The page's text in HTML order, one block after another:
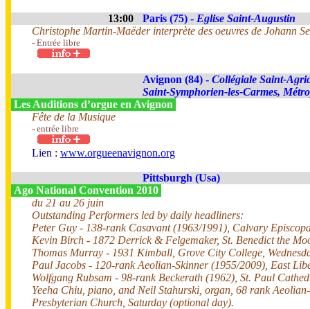
13:00 Paris (75) - Eglise Saint-Augustin
Christophe Martin-Maëder interprète des oeuvres de Johann
- Entrée libre
Avignon (84) - Collégiale Saint-
Saint-Symphorien-les-Carmes,
Les Auditions d’orgue en Avignon
Fête de la Musique
- entrée libre
Lien : www.orgueenavignon.org
Pittsburgh (Usa)
Ago National Convention 2010
du 21 au 26 juin
Outstanding Performers led by daily headliners:
Peter Guy - 138-rank Casavant (1963/1991), Calvary
Kevin Birch - 1872 Derrick & Felgemaker, St. Benedict the
Thomas Murray - 1931 Kimball, Grove City College,
Paul Jacobs - 120-rank Aeolian-Skinner (1955/2009), East
Wolfgang Rubsam - 98-rank Beckerath (1962), St. Paul
Yeeha Chiu, piano, and Neil Stahurski, organ, 68 rank
Presbyterian Church, Saturday (optional day).